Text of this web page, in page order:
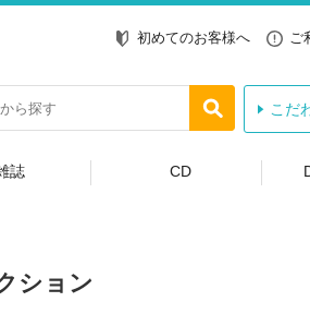
初めてのお客様へ ご
こだ
誌 CD
ション